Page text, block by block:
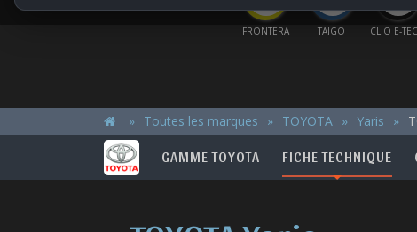
TAIGO CLIO E-TECH KAMIQ
Toutes les marques TOYOTA Yaris
GAMME TOYOTA FICHE TECHNIQUE